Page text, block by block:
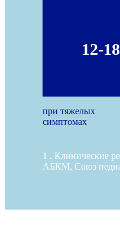
12-
при тяжелых
симптомах
1 . Клинические
АБКМ, Союз